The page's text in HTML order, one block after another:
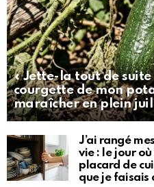
« Jette-la tout de suite
courgette de mon
maraîcher en plein
J’ai rangé
vie : le jour
placard de
que je faisais